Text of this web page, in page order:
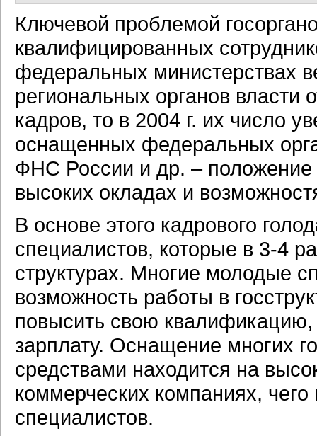
Ключевой проблемой
квалифицированных
федеральных министерствах
региональных органов
кадров, то в 2004 г. их число
оснащенных федеральных
ФНС России и др. – положение
высоких окладах и
В основе этого кадрового
специалистов, которые в 3-4
структурах. Многие молодые
возможность работы в
повысить свою
зарплату. Оснащение многих
средствами находится на
коммерческих компаниях, чего
специалистов.